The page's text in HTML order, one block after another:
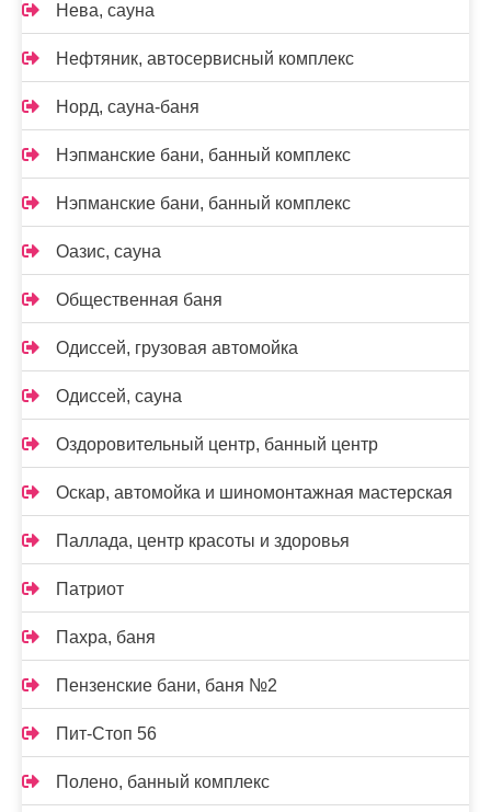
Нева, сауна
Нефтяник, автосервисный комплекс
Норд, сауна-баня
Нэпманские бани, банный комплекс
Нэпманские бани, банный комплекс
Оазис, сауна
Общественная баня
Одиссей, грузовая автомойка
Одиссей, сауна
Оздоровительный центр, банный центр
Оскар, автомойка и шиномонтажная мастерская
Паллада, центр красоты и здоровья
Патриот
Пахра, баня
Пензенские бани, баня №2
Пит-Стоп 56
Полено, банный комплекс